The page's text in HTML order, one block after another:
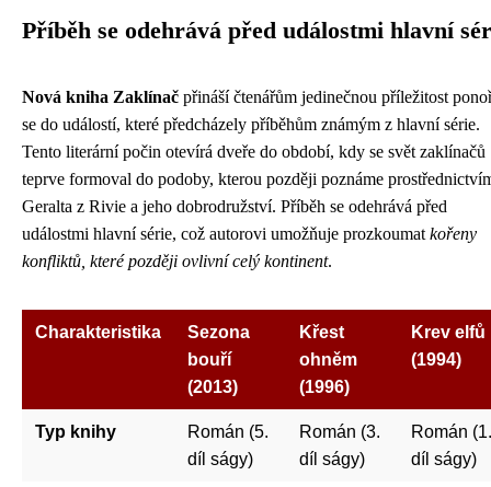
Příběh se odehrává před událostmi hlavní
Nová kniha Zaklínač přináší čtenářům jedinečnou příležitost
se do událostí, které předcházely příběhům známým z hlavní série.
Tento literární počin otevírá dveře do období, kdy se svět zaklínačů
teprve formoval do podoby, kterou později poznáme
Geralta z Rivie a jeho dobrodružství. Příběh se odehrává před
událostmi hlavní série, což autorovi umožňuje prozkoumat kořeny
konfliktů, které později ovlivní celý kontinent.
Charakteristika
Sezona
bouří
(2013)
Křest
ohněm
(1996)
Krev elfů
(1994)
Typ knihy
Román (5.
díl ságy)
Román (3.
díl ságy)
Román (1.
díl ságy)